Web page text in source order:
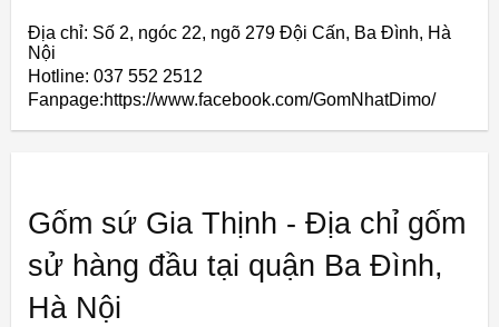
Địa chỉ: Số 2, ngóc 22, ngõ 279 Đội Cấn, Ba Đình, Hà
Nội
Hotline: 037 552 2512
Fanpage:https://www.facebook.com/GomNhatDimo/
Gốm sứ Gia Thịnh - Địa chỉ gốm
sử hàng đầu tại quận Ba Đình,
Hà Nội